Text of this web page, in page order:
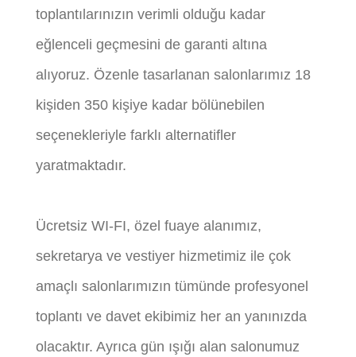
toplantılarınızın verimli olduğu kadar
eğlenceli geçmesini de garanti altına
alıyoruz. Özenle tasarlanan salonlarımız 18
kişiden 350 kişiye kadar bölünebilen
seçenekleriyle farklı alternatifler
yaratmaktadır.
Ücretsiz WI-FI, özel fuaye alanımız,
sekretarya ve vestiyer hizmetimiz ile çok
amaçlı salonlarımızın tümünde profesyonel
toplantı ve davet ekibimiz her an yanınızda
olacaktır. Ayrıca gün ışığı alan salonumuz